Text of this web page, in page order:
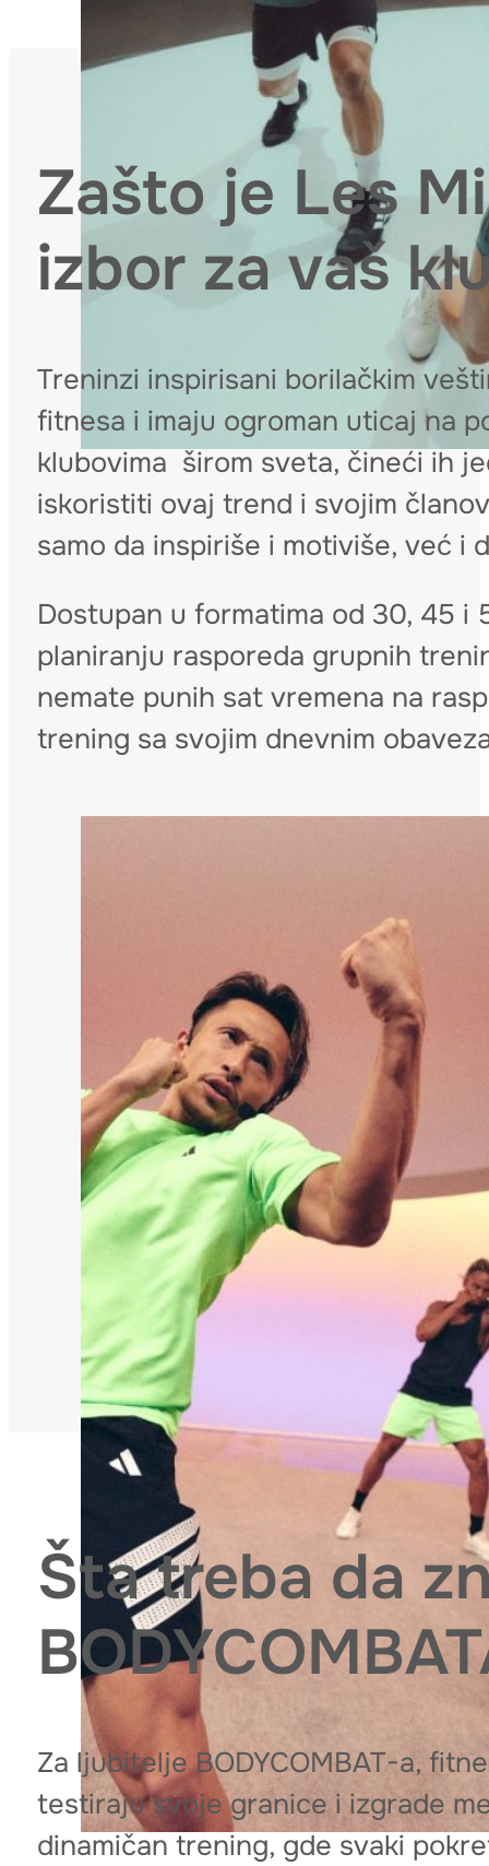
Zašto je Les
izbor za vaš
Treninzi inspirisani borilačkim
fitnesa i imaju ogroman uticaj na
klubovima širom sveta, čineći ih
iskoristiti ovaj trend i svojim
samo da inspiriše i motiviše, već
Dostupan u formatima od 30, 45 i
planiranju rasporeda grupnih
nemate punih sat vremena na
trening sa svojim dnevnim
Šta treba da
Za ljubitelje BODYCOMBAT-a,
testiraju svoje granice i izgrade
dinamičan trening, gde svaki